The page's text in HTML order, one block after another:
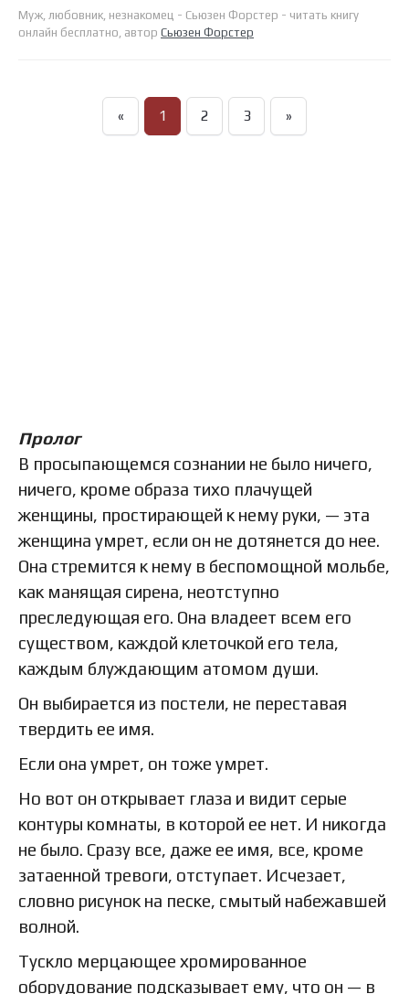
Муж, любовник, незнакомец - Сьюзен Форстер - читать книгу
онлайн бесплатно, автор Сьюзен Форстер
« 1 2 3 »
Пролог
В просыпающемся сознании не было ничего,
ничего, кроме образа тихо плачущей
женщины, простирающей к нему руки, — эта
женщина умрет, если он не дотянется до нее.
Она стремится к нему в беспомощной мольбе,
как манящая сирена, неотступно
преследующая его. Она владеет всем его
существом, каждой клеточкой его тела,
каждым блуждающим атомом души.
Он выбирается из постели, не переставая
твердить ее имя.
Если она умрет, он тоже умрет.
Но вот он открывает глаза и видит серые
контуры комнаты, в которой ее нет. И никогда
не было. Сразу все, даже ее имя, все, кроме
затаенной тревоги, отступает. Исчезает,
словно рисунок на песке, смытый набежавшей
волной.
Тускло мерцающее хромированное
оборудование подсказывает ему, что он — в